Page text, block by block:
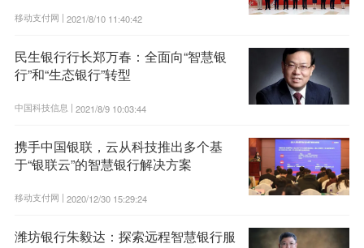
移动支付网 | 2021/8/10 11:40:42
民生银行行长郑万春：全面向“智慧银
行”和“生态银行”转型
中国科技信息 | 2021/8/9 10:03:44
携手中国银联，云从科技推出多个基
于“银联云”的智慧银行解决方案
移动支付网 | 2020/12/30 15:29:24
潍坊银行朱毅达：探索远程智慧银行服